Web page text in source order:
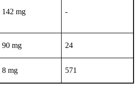
142 mg -
90 mg 24
8 mg 571